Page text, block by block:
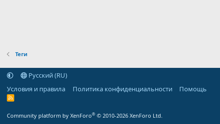
Теги
Русский (RU)
Условия и правила
Политика конфиденциальности Помощь
R
Community platform by XenForo® © 2010-2026 XenForo Ltd.